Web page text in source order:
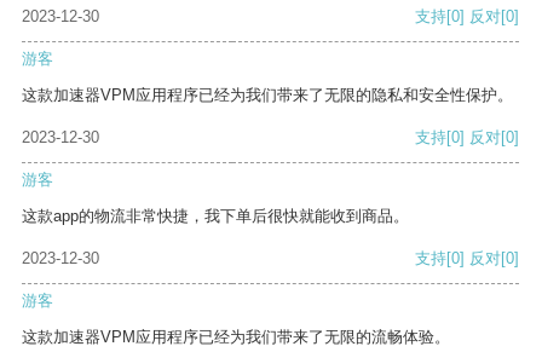
2023-12-30
支持[0] 反对[0]
游客
这款加速器VPM应用程序已经为我们带来了无限的隐私和安全性保护。
2023-12-30 支持[0] 反对[0]
游客
这款app的物流非常快捷，我下单后很快就能收到商品。
2023-12-30 支持[0] 反对[0]
游客
这款加速器VPM应用程序已经为我们带来了无限的流畅体验。